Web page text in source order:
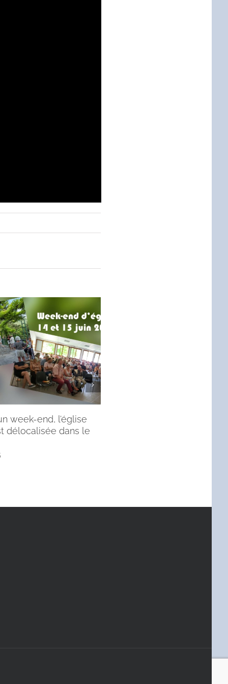
week-end, l’église
délocalisée dans le